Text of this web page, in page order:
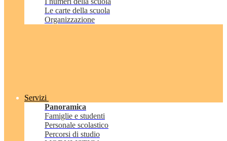
Le carte della scuola
Organizzazione
Servizi
Panoramica
Famiglie e studenti
Personale scolastico
Percorsi di studio